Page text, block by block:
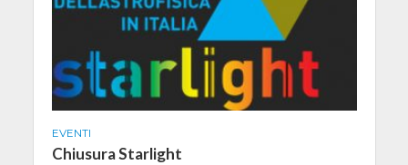
EVENTI
Chiusura Starlight